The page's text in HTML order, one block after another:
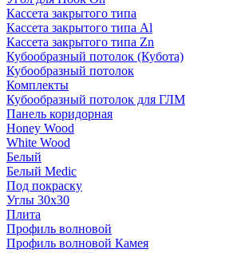
Кассета закрытого типа
Кассета закрытого типа Al
Кассета закрытого типа Zn
Кубообразный потолок (Кубота)
Кубообразный потолок
Комплекты
Кубообразный потолок для ГЛМ
Панель коридорная
Honey Wood
White Wood
Белый
Белый Medic
Под покраску
Углы 30х30
Плита
Профиль волновой
Профиль волновой Камея